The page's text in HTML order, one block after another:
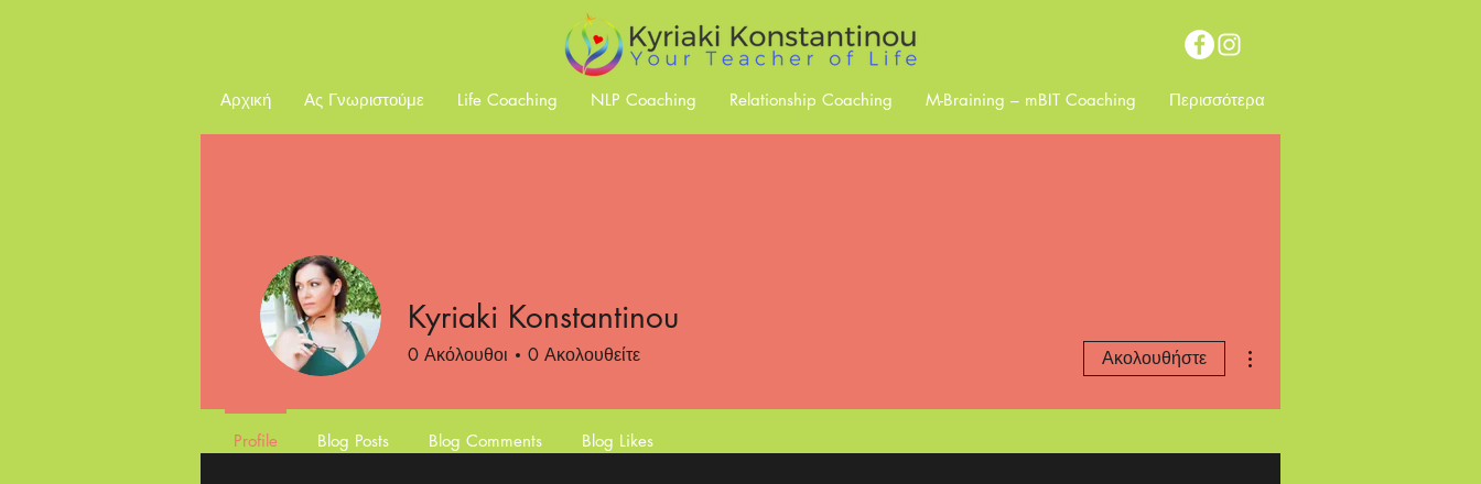
Αρχική Ας Γνωριστούμε Life Coaching NLP Coaching Relationship Coaching M-Braining – mBIT Coaching Περισσότερα
Kyriaki Konstantinou
0 Ακόλουθοι 0 Ακολουθείτε Ακολουθήστε
Profile Blog Posts Blog Comments Blog Likes